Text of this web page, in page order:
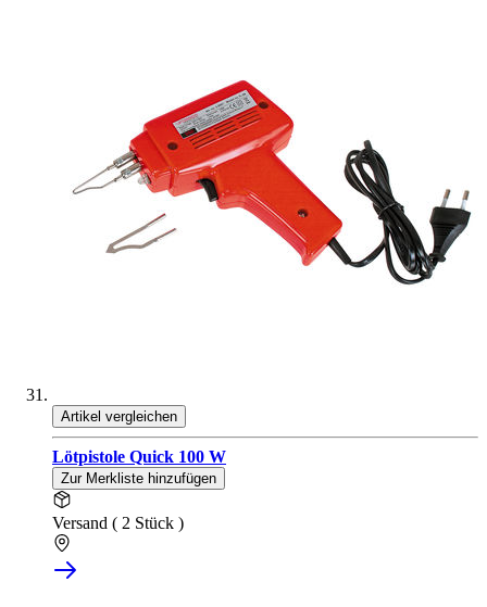
Artikel vergleichen
Lötpistole Quick 100 W
Zur Merkliste hinzufügen
Versand ( 2 Stück )